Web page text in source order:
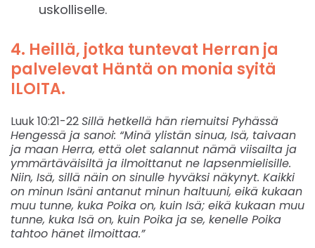
uskolliselle.
4. Heillä, jotka tuntevat Herran ja
palvelevat Häntä on monia syitä
ILOITA.
Luuk 10:21-22Sillä hetkellä hän riemuitsi Pyhässä
Hengessä ja sanoi: “Minä ylistän sinua, Isä, taivaan
ja maan Herra, että olet salannut nämä viisailta ja
ymmärtäväisiltä ja ilmoittanut ne lapsenmielisille.
Niin, Isä, sillä näin on sinulle hyväksi näkynyt. Kaikki
on minun Isäni antanut minun haltuuni, eikä kukaan
muu tunne, kuka Poika on, kuin Isä; eikä kukaan muu
tunne, kuka Isä on, kuin Poika ja se, kenelle Poika
tahtoo hänet ilmoittaa.”